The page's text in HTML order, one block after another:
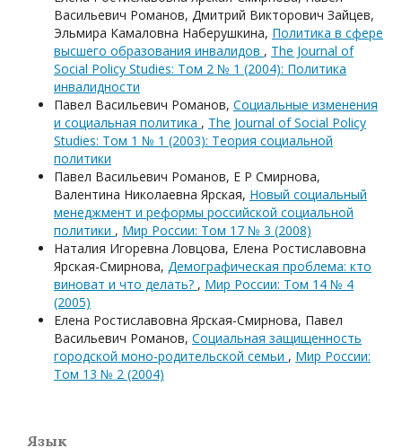
Васильевич Романов, Дмитрий Викторович Зайцев,
Эльмира Камаловна Наберушкина, Политика в сфере
высшего образования инвалидов , The Journal of
Social Policy Studies: Том 2 № 1 (2004): Политика
инвалидности
Павел Васильевич Романов, Социальные изменения
и социальная политика , The Journal of Social Policy
Studies: Том 1 № 1 (2003): Теория социальной
политики
Павел Васильевич Романов, Е Р Смирнова,
Валентина Николаевна Ярская, Новый социальный
менеджмент и реформы российской социальной
политики , Мир России: Том 17 № 3 (2008)
Наталия Игоревна Ловцова, Елена Ростиславовна
Ярская-Смирнова, Демографическая проблема: кто
виноват и что делать? , Мир России: Том 14 № 4
(2005)
Елена Ростиславовна Ярская-Смирнова, Павел
Васильевич Романов, Социальная защищенность
городской моно-родительской семьи , Мир России:
Том 13 № 2 (2004)
Язык